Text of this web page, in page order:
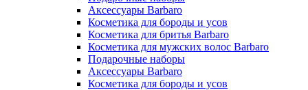
Аксессуары Barbaro
Косметика для бороды и усов
Косметика для бритья Barbaro
Косметика для мужских волос Barbaro
Подарочные наборы
Аксессуары Barbaro
Косметика для бороды и усов